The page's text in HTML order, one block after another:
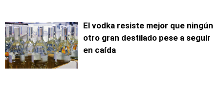
El vodka resiste mejor que ningún
otro gran destilado pese a seguir
en caída